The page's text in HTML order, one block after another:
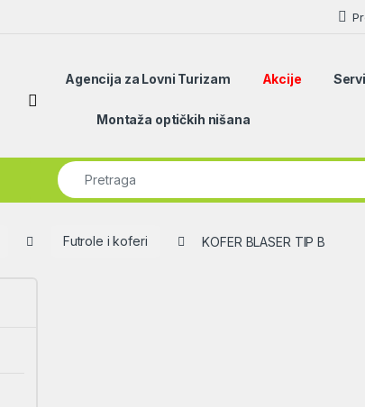
Open
Agencija za Lovni Turizam Akcije
Montaža optičkih nišana
Search for:
Futrole i koferi KOFER BLASER TIP B